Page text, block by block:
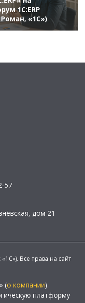
1С:ERP
Роман, «1С»)
57
дом 21
Все права на сайт
(о компании).
платформу